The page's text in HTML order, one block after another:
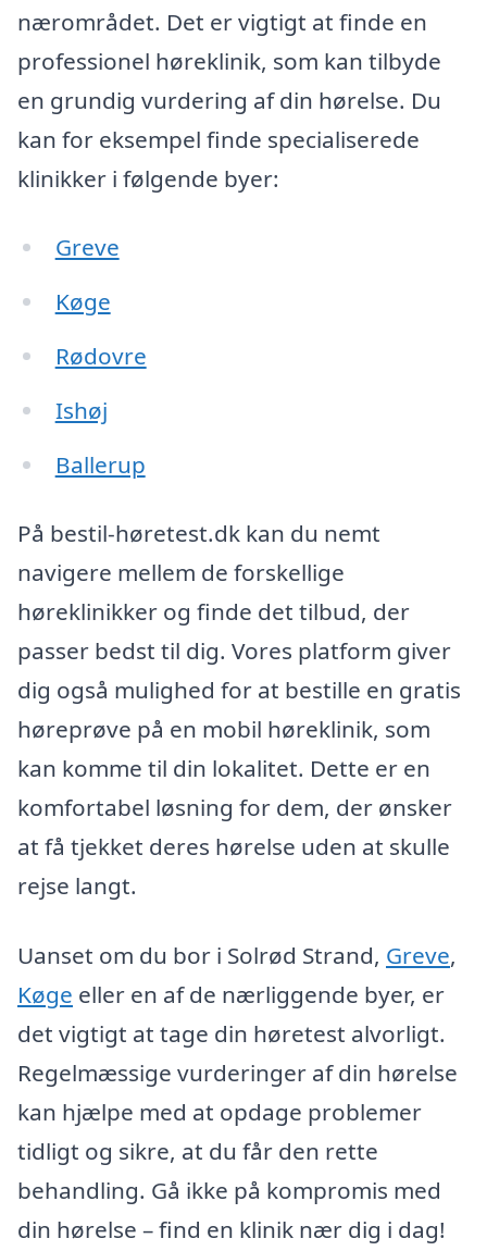
nærområdet. Det er vigtigt at finde en
professionel høreklinik, som kan tilbyde
en grundig vurdering af din hørelse. Du
kan for eksempel finde specialiserede
klinikker i følgende byer:
Greve
Køge
Rødovre
Ishøj
Ballerup
På bestil-høretest.dk kan du nemt
navigere mellem de forskellige
høreklinikker og finde det tilbud, der
passer bedst til dig. Vores platform giver
dig også mulighed for at bestille en gratis
høreprøve på en mobil høreklinik, som
kan komme til din lokalitet. Dette er en
komfortabel løsning for dem, der ønsker
at få tjekket deres hørelse uden at skulle
rejse langt.
Uanset om du bor i Solrød Strand, Greve,
Køge eller en af de nærliggende byer, er
det vigtigt at tage din høretest alvorligt.
Regelmæssige vurderinger af din hørelse
kan hjælpe med at opdage problemer
tidligt og sikre, at du får den rette
behandling. Gå ikke på kompromis med
din hørelse – find en klinik nær dig i dag!